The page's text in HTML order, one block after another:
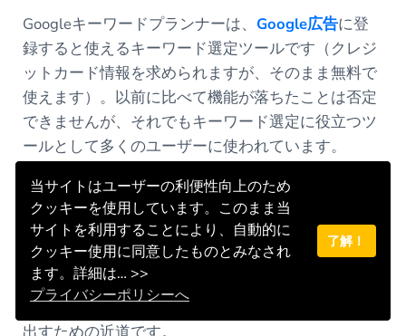
当サイトはユーザーの利便性向上のため
クッキーを使用しています。このまま当
サイトを利用することにより、自動的に
クッキー使用に同意したものとみなされ
ます。詳細は… >>
プライバシーポリシーへ
了解！
Googleキーワードプランナーは、 Google広告に登
録すると使えるキーワード選定ツールです（クレジ
ットカード情報を求められますが、そのまま無料で
使えます）。以前に比べて機能が落ちたことは否定
できませんが、それでもキーワード選定に役立つツ
ールとして多くのユーザーに使われています。
キーワードプランナーでは、大雑把ですがターゲッ
トキーワードの月間検索ボリュームや競合性、実際
にGoogleで検索されたその他の関連キーワードを教
えてくれます。これらの情報をもとに、検索ボリュ
ームが多く競合性が低いキーワードを見つけてコン
テンツ作成に活かすことが、SEO対策で良い結果を
出すための近道です。